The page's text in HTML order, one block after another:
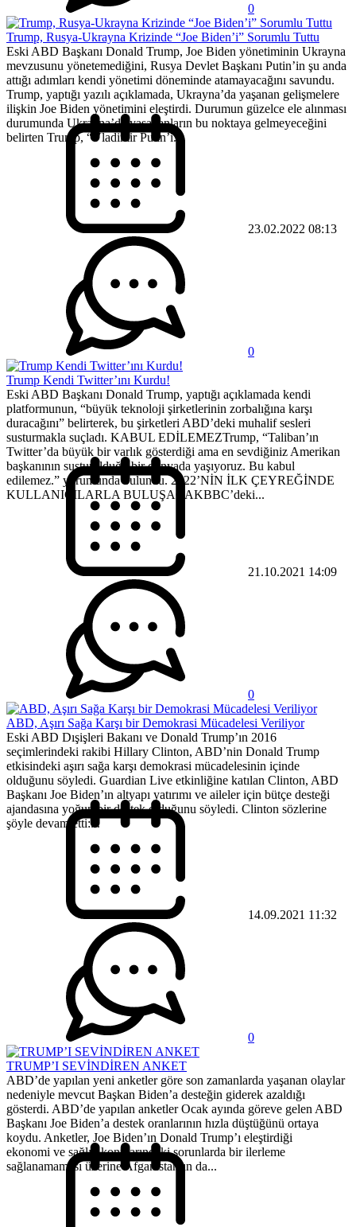
0
Trump, Rusya-Ukrayna Krizinde “Joe Biden’i” Sorumlu Tuttu
Eski ABD Başkanı Donald Trump, Joe Biden yönetiminin Ukrayna
mevzusunu yönetemediğini, Rusya Devlet Başkanı Putin’in şu anda
attığı adımları kendi yönetimi döneminde atamayacağını savundu.
Trump, yaptığı yazılı açıklamada, Ukrayna’da yaşanan gelişmelere
ilişkin Joe Biden yönetimini eleştirdi. Durumun güzelce ele alınması
durumunda Ukrayna’da yaşananların bu noktaya gelmeyeceğini
belirten Trump, “Vladimir Putin’i...
23.02.2022 08:13
0
Trump Kendi Twitter’ını Kurdu!
Eski ABD Başkanı Donald Trump, yaptığı açıklamada kendi
platformunun, “büyük teknoloji şirketlerinin zorbalığına karşı
duracağını” belirterek, bu şirketleri ABD’deki muhalif sesleri
susturmakla suçladı. KABUL EDİLEMEZTrump, “Taliban’ın
Twitter’da büyük bir varlık gösterdiği ama en sevdiğiniz Amerikan
başkanının susturulduğu bir dünyada yaşıyoruz. Bu kabul
edilemez.” yorumunda bulundu. 2022’NİN İLK ÇEYREĞİNDE
KULLANICILARLA BULUŞACAKBBC’deki...
21.10.2021 14:09
0
ABD, Aşırı Sağa Karşı bir Demokrasi Mücadelesi Veriliyor
Eski ABD Dışişleri Bakanı ve Donald Trump’ın 2016
seçimlerindeki rakibi Hillary Clinton, ABD’nin Donald Trump
etkisindeki aşırı sağa karşı demokrasi mücadelesinin içinde
olduğunu söyledi. Guardian Live etkinliğine katılan Clinton, ABD
Başkanı Joe Biden’ın altyapı yatırımı ve aileler için bütçe desteği
ajandasına yoğun bir destek olduğunu söyledi. Clinton sözlerine
şöyle devam etti:...
14.09.2021 11:32
0
TRUMP’I SEVİNDİREN ANKET
ABD’de yapılan yeni anketler göre son zamanlarda yaşanan olaylar
nedeniyle mevcut Başkan Biden’a desteğin giderek azaldığı
gösterdi. ABD’de yapılan anketler Ocak ayında göreve gelen ABD
Başkanı Joe Biden’a destek oranlarının hızla düştüğünü ortaya
koydu. Anketler, Joe Biden’ın Donald Trump’ı eleştirdiği
ekonomi ve sağlık konularındaki sorunlarda bir ilerleme
sağlanamaması üzerine Afganistan’ın da...